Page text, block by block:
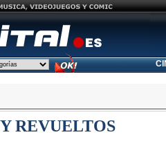
REVUELTOS